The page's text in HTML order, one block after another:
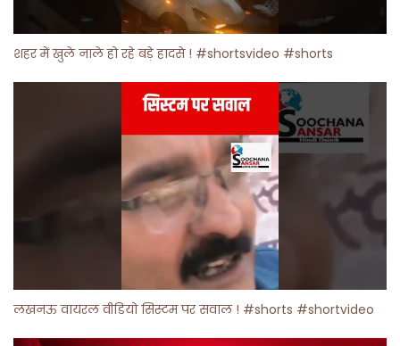
शहर में खुले नाले हो रहे बड़े हादसे ! #shortsvideo #shorts
लखनऊ वायरल वीडियो सिस्टम पर सवाल ! #shorts #shortvideo